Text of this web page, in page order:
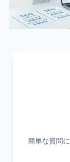
簡単な質問